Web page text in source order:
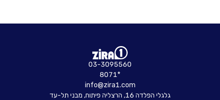
03-3095560
8071*
info@zira1.com
גלגלי הפלדה 16, הרצליה פיתוח, מבני תל-עד